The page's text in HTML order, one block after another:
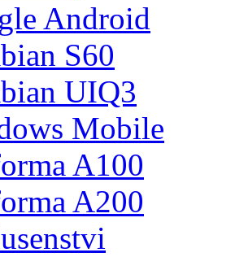
Android
S60
UIQ3
Mobile
A100
A200